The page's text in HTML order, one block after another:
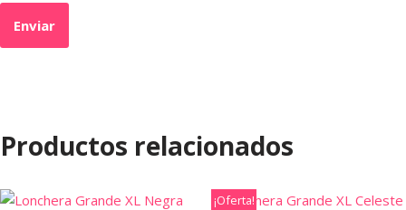
Productos relacionados
¡Oferta!